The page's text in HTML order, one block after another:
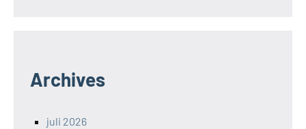
Archives
juli 2026